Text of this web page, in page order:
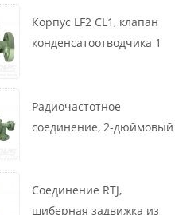
межфланцевый, API609,
турбина
Корпус LF2 CL1, клапан
конденсатоотводчика 1
типа, радиочастотное
соединение, GB/T22654
Радиочастотное
соединение, 2-дюймовый
маховик, ASME B16.34
Соединение RTJ,
шиберная задвижка из